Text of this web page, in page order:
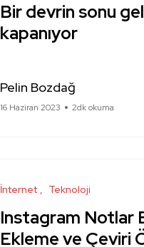
Bir devrin sonu
kapanıyor
Pelin Bozdağ
16 Haziran 2023 2dk okuma
İnternet Teknoloji
Instagram Notlar
Ekleme ve Çeviri